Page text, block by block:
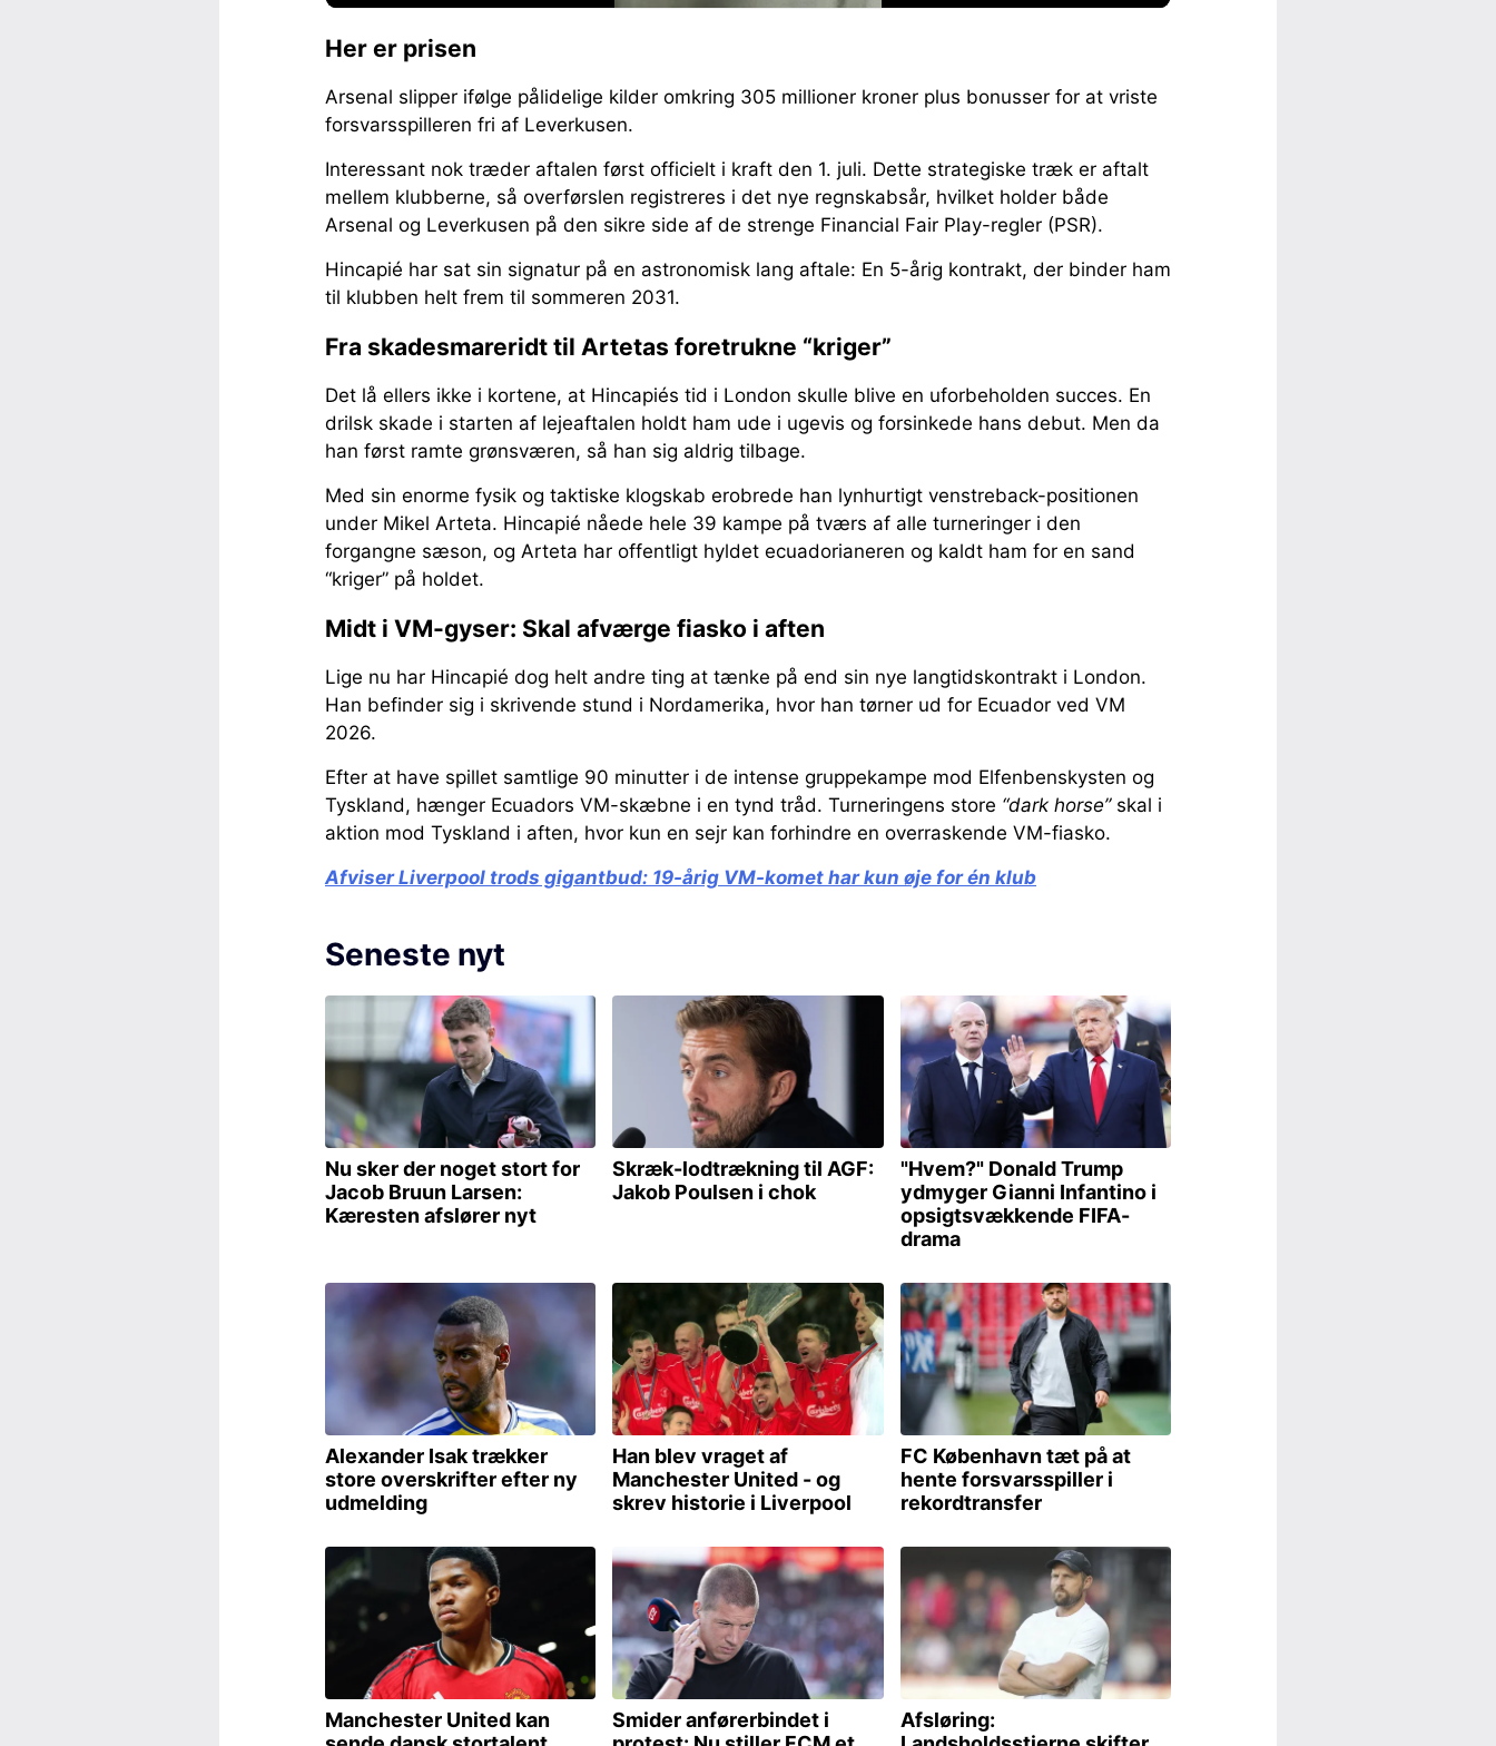
Her er prisen
Arsenal slipper ifølge pålidelige kilder omkring 305 millioner kroner plus bonusser for at vriste
forsvarsspilleren fri af Leverkusen.
Interessant nok træder aftalen først officielt i kraft den 1. juli. Dette strategiske træk er aftalt
mellem klubberne, så overførslen registreres i det nye regnskabsår, hvilket holder både
Arsenal og Leverkusen på den sikre side af de strenge Financial Fair Play-regler (PSR).
Hincapié har sat sin signatur på en astronomisk lang aftale: En 5-årig kontrakt, der binder ham
til klubben helt frem til sommeren 2031.
Fra skadesmareridt til Artetas foretrukne “kriger”
Det lå ellers ikke i kortene, at Hincapiés tid i London skulle blive en uforbeholden succes. En
drilsk skade i starten af lejeaftalen holdt ham ude i ugevis og forsinkede hans debut. Men da
han først ramte grønsværen, så han sig aldrig tilbage.
Med sin enorme fysik og taktiske klogskab erobrede han lynhurtigt venstreback-positionen
under Mikel Arteta. Hincapié nåede hele 39 kampe på tværs af alle turneringer i den
forgangne sæson, og Arteta har offentligt hyldet ecuadorianeren og kaldt ham for en sand
“kriger” på holdet.
Midt i VM-gyser: Skal afværge fiasko i aften
Lige nu har Hincapié dog helt andre ting at tænke på end sin nye langtidskontrakt i London.
Han befinder sig i skrivende stund i Nordamerika, hvor han tørner ud for Ecuador ved VM
2026.
Efter at have spillet samtlige 90 minutter i de intense gruppekampe mod Elfenbenskysten og
Tyskland, hænger Ecuadors VM-skæbne i en tynd tråd. Turneringens store “dark horse”skal i
aktion mod Tyskland i aften, hvor kun en sejr kan forhindre en overraskende VM-fiasko.
Afviser Liverpool trods gigantbud: 19-årig VM-komet har kun øje for én klub
Seneste nyt